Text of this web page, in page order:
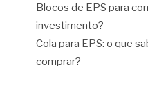
Blocos de EPS para
investimento?
Cola para EPS: o que
comprar?